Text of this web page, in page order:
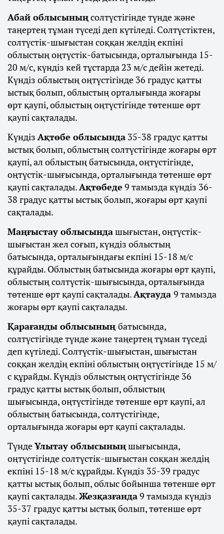
Абай облысыныңсолтүстігінде түнде және
таңертең тұман түседі деп күтіледі. Солтүстіктен,
солтүстік-шығыстан соққан желдің екпіні
облыстың оңтүстік-батысында, орталығында 15-
20 м/с, күндіз кей тұстарда 23 м/с дейін жетеді.
Күндіз облыстың оңтүстігінде 36 градус қатты
ыстық болып, облыстың орталығында жоғары
өрт қаупі, облыстың оңтүстігінде төтенше өрт
қаупі сақталады.
Күндіз Ақтөбе облысында 35-38 градус қатты
ыстық болып, облыстың солтүстігінде жоғары өрт
қаупі, ал облыстың батысында, оңтүстігінде,
оңтүстік-шығысында, орталығында төтенше өрт
қаупі сақталады.Ақтөбеде 9 тамызда күндіз 36-
38 градус қатты ыстық болып, жоғары өрт қаупі
сақталады.
Маңғыстау облысындашығыстан, оңтүстік-
шығыстан жел соғып, күндіз облыстың
батысында, орталығындағы екпіні 15-18 м/с
құрайды. Облыстың батысында жоғары өрт қаупі,
облыстың солтүстік-шығысында, орталығында
төтенше өрт қаупі сақталады.Ақтауда 9 тамызда
жоғары өрт қаупі сақталады.
Қарағанды облысының батысында,
солтүстігінде түнде және таңертең тұман түседі
деп күтіледі. Солтүстік-шығыстан, шығыстан
соққан желдің екпіні облыстың оңтүстігінде 15 м/
с құрайды. Күндіз облыстың оңтүстігінде 36
градус қатты ыстық болып, облыстың
шығысында, оңтүстігінде төтенше өрт қаупі, ал
облыстың батысында, солтүстігінде,
орталығында жоғары өрт қаупі сақталады.
ТүндеҰлытау облысыныңшығысында,
оңтүстігінде солтүстік-шығыстан соққан желдің
екпіні 15-18 м/с құрайды. Күндіз 35-39 градус
қатты ыстық болып, облыс бойынша төтенше өрт
қаупі сақталады.Жезқазғанда9 тамызда күндіз
35-37 градус қатты ыстық болып, төтенше өрт
қаупі сақталады.